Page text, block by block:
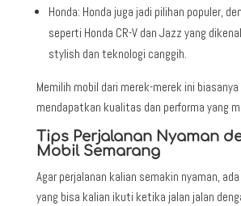
Honda: Honda juga jadi pilihan populer,
seperti Honda CR-V dan Jazz yang
stylish dan teknologi canggih.
Memilih mobil dari merek-merek ini
mendapatkan kualitas dan performa yang
Tips Perjalanan Nyaman
Mobil Semarang
Agar perjalanan kalian semakin nyaman,
yang bisa kalian ikuti ketika jalan jalan